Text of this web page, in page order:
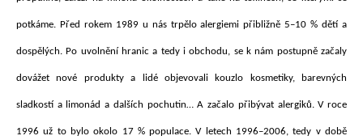
potkáme. Před rokem 1989 u nás trpělo alergiemi přibližně 5–10 % dětí a
dospělých. Po uvolnění hranic a tedy i obchodu, se k nám postupně začaly
dovážet nové produkty a lidé objevovali kouzlo kosmetiky, barevných
sladkostí a limonád a dalších pochutin… A začalo přibývat alergiků. V roce
1996 už to bylo okolo 17 % populace. V letech 1996–2006, tedy v době